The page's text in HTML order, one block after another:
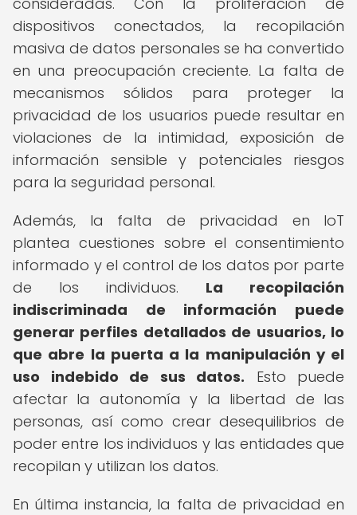
dispositivos conectados, la recopilación
masiva de datos personales se ha convertido
en una preocupación creciente. La falta de
mecanismos sólidos para proteger la
privacidad de los usuarios puede resultar en
violaciones de la intimidad, exposición de
información sensible y potenciales riesgos
para la seguridad personal.
Además, la falta de privacidad en IoT
plantea cuestiones sobre el consentimiento
informado y el control de los datos por parte
de los individuos. La recopilación
indiscriminada de información puede
generar perfiles detallados de usuarios, lo
que abre la puerta a la manipulación y el
uso indebido de sus datos. Esto puede
afectar la autonomía y la libertad de las
personas, así como crear desequilibrios de
poder entre los individuos y las entidades que
recopilan y utilizan los datos.
En última instancia, la falta de privacidad en